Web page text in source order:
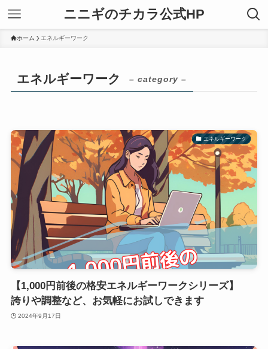
ニニギのチカラ公式HP
ホーム エネルギーワーク
エネルギーワーク – category –
エネルギーワーク
【1,000円前後の格安エネルギーワークシリーズ】
誇りや調整など、お気軽にお試しできます
2024年9月17日